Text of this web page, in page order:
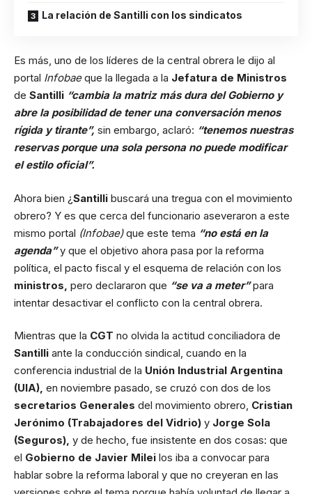
La relación de Santilli con los sindicatos
Es más, uno de los líderes de la central obrera le dijo al
portal Infobaeque la llegada a la Jefatura de Ministros
de Santilli “cambia la matriz más dura del Gobierno y
abre la posibilidad de tener una conversación menos
rígida y tirante”, sin embargo, aclaró: “tenemos nuestras
reservas porque una sola persona no puede modificar
el estilo oficial”.
Ahora bien ¿Santilli buscará una tregua con el movimiento
obrero? Y es que cerca del funcionario aseveraron a este
mismo portal (Infobae)que este tema “no está en la
agenda”y que el objetivo ahora pasa por la reforma
política, el pacto fiscal y el esquema de relación con los
ministros, pero declararon que “se va a meter”para
intentar desactivar el conflicto con la central obrera.
Mientras que la CGT no olvida la actitud conciliadora de
Santilli ante la conducción sindical, cuando en la
conferencia industrial de la Unión Industrial Argentina
(UIA), en noviembre pasado, se cruzó con dos de los
secretarios Generales del movimiento obrero, Cristian
Jerónimo (Trabajadores del Vidrio) y Jorge Sola
(Seguros), y de hecho, fue insistente en dos cosas: que
el Gobierno de Javier Milei los iba a convocar para
hablar sobre la reforma laboral y que no creyeran en las